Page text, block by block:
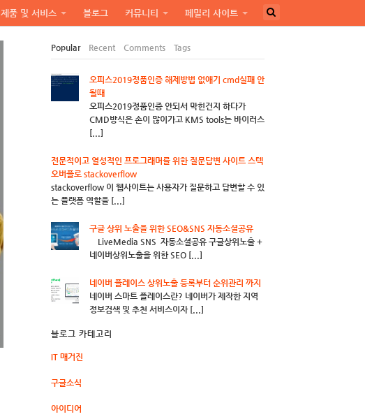
제품 및 서비스 블로그 커뮤니티 페밀리 사이트
Popular Recent Comments Tags
오피스2019정품인증 해제방법 없애기 cmd실패 안
될때
오피스2019정품인증 안되서 막힌건지 하다가
CMD방식은 손이 많이가고 KMS tools는 바이러스
[...]
전문적이고 열성적인 프로그래머를 위한 질문답변 사이트 스텍
오버플로 stackoverflow
stackoverflow 이 웹사이트는 사용자가 질문하고 답변할 수 있
는 플랫폼 역할을 [...]
구글 상위 노출을 위한 SEO&SNS 자동소셜공유
LiveMedia SNS 자동소셜공유 구글상위노출 +
네이버상위노출을 위한 SEO [...]
네이버 플레이스 상위노출 등록부터 순위관리 까지
네이버 스마트 플레이스란? 네이버가 제작한 지역
정보검색 및 추천 서비스이자 [...]
블로그 카테고리
IT 매거진
구글소식
아이디어